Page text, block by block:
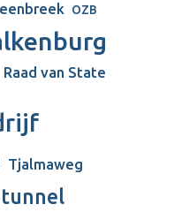
OZB
Raad van State
Tjalmaweg
tunnel